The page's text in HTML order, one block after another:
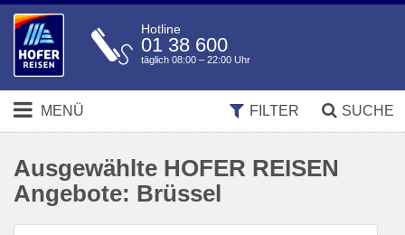
Hotline
01 38 600
täglich 08:00 – 22:00 Uhr
MENÜ SUCHE
FILTER
Ausgewählte HOFER REISEN
Angebote: Brüssel